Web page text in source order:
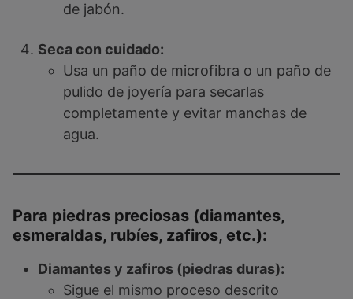
de jabón.
Seca con cuidado:
Usa un paño de microfibra o un paño de
pulido de joyería para secarlas
completamente y evitar manchas de
agua.
Para piedras preciosas (diamantes,
esmeraldas, rubíes, zafiros, etc.):
Diamantes y zafiros (piedras duras):
Sigue el mismo proceso descrito